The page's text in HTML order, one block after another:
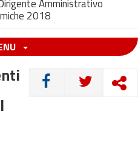
Amministrativo
2018
CONDIVIDI